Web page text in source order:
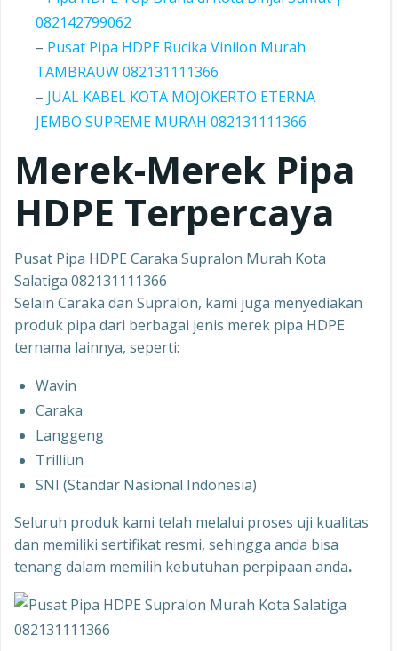
082142799062
– Pusat Pipa HDPE Rucika Vinilon Murah
TAMBRAUW 082131111366
– JUAL KABEL KOTA MOJOKERTO ETERNA
JEMBO SUPREME MURAH 082131111366
Merek-Merek Pipa
HDPE Terpercaya
Pusat Pipa HDPE Caraka Supralon Murah Kota
Salatiga 082131111366
Selain Caraka dan Supralon, kami juga menyediakan
produk pipa dari berbagai jenis merek pipa HDPE
ternama lainnya, seperti:
Wavin
Caraka
Langgeng
Trilliun
SNI (Standar Nasional Indonesia)
Seluruh produk kami telah melalui proses uji kualitas
dan memiliki sertifikat resmi, sehingga anda bisa
tenang dalam memilih kebutuhan perpipaan anda.